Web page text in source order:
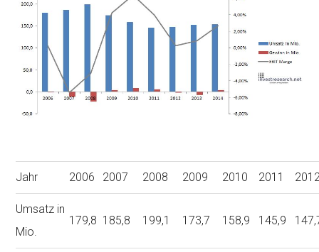
Jahr 2006 2007 2008 2009 2010 2011
Umsatz in
Mio.
179,8 185,8 199,1 173,7 158,9 145,9